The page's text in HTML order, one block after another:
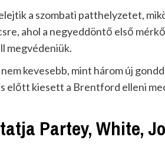
a szombati patthelyzetet,
ahol a negyeddöntő első
megvédeniük.
kevesebb, mint három új
előtt kiesett a Brentford elleni
Partey, White,